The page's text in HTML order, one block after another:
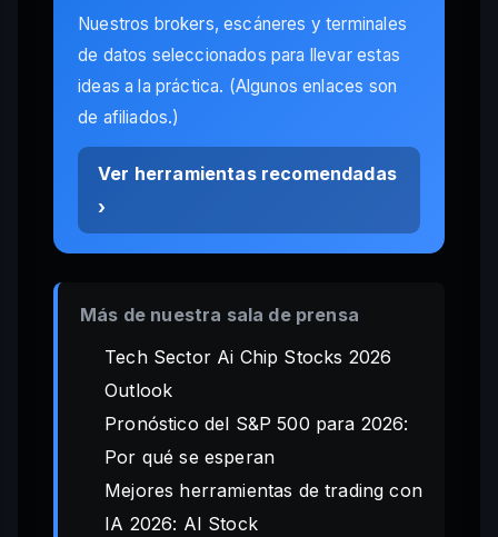
Nuestros brokers, escáneres y terminales
de datos seleccionados para llevar estas
ideas a la práctica. (Algunos enlaces son
de afiliados.)
Ver herramientas recomendadas
›
Más de nuestra sala de prensa
Tech Sector Ai Chip Stocks 2026
Outlook
Pronóstico del S&P 500 para 2026:
Por qué se esperan
Mejores herramientas de trading con
IA 2026: AI Stock